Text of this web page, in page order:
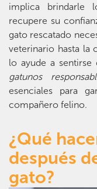
implica brindarle
recupere su
gato rescatado
veterinario hasta la
lo ayude a sentirse
gatunos
esenciales para
compañero felino.
¿Qué
después
gato?